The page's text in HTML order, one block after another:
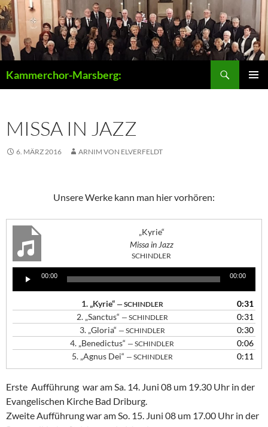
Zum
Inhalt
springen
Kammerchor-Marsberg:
MISSA IN JAZZ
6. MÄRZ 2016 ARNIM VON ELVERFELDT
Unsere Werke kann man hier vorhören:
„Kyrie“
Missa in Jazz
SCHINDLER
Player
00:00 00:00
1. „Kyrie“ — SCHINDLER
0:31
2. „Sanctus“ — SCHINDLER
0:31
3. „Gloria“ — SCHINDLER
0:30
4. „Benedictus“ — SCHINDLER
0:06
5. „Agnus Dei“ — SCHINDLER 0:11
Erste Aufführung war am Sa. 14. Juni 08 um 19.30 Uhr in der
Evangelischen Kirche Bad Driburg.
Zweite Aufführung war am So. 15. Juni 08 um 17.00 Uhr in der